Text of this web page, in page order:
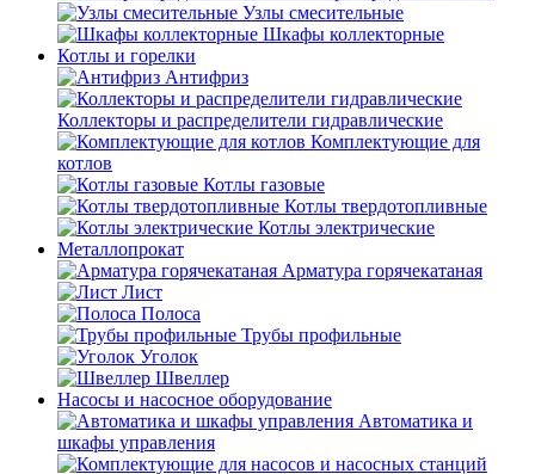
Узлы смесительные
Шкафы коллекторные
Котлы и горелки
Антифриз
Коллекторы и распределители гидравлические
Комплектующие для
котлов
Котлы газовые
Котлы твердотопливные
Котлы электрические
Металлопрокат
Арматура горячекатаная
Лист
Полоса
Трубы профильные
Уголок
Швеллер
Насосы и насосное оборудование
Автоматика и
шкафы управления